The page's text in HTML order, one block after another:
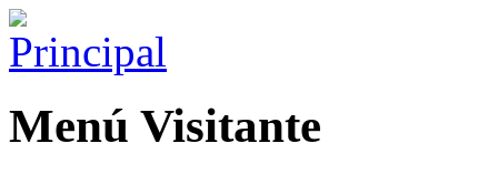
Menú Visitante